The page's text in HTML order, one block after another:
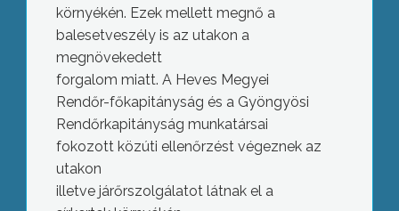
környékén. Ezek mellett megnő a
balesetveszély is az utakon a
megnövekedett
forgalom miatt. A Heves Megyei
Rendőr-főkapitányság és a Gyöngyösi
Rendőrkapitányság munkatársai
fokozott közúti ellenőrzést végeznek az
utakon
illetve járőrszolgálatot látnak el a